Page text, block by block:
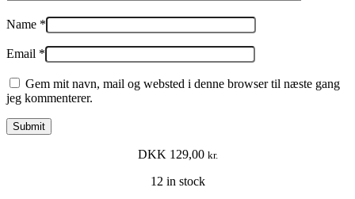
Name *
Email *
Gem mit navn, mail og websted i denne browser til næste gang
jeg kommenterer.
DKK 129,00 kr.
12 in stock